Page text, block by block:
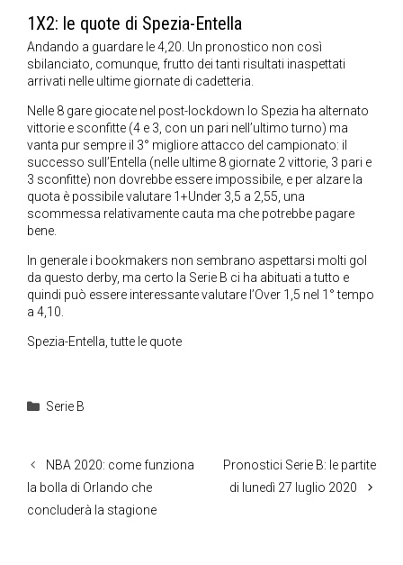
1X2: le quote di Spezia-Entella
Andando a guardare le 4,20. Un pronostico non così
sbilanciato, comunque, frutto dei tanti risultati inaspettati
arrivati nelle ultime giornate di cadetteria.
Nelle 8 gare giocate nel post-lockdown lo Spezia ha alternato
vittorie e sconfitte (4 e 3, con un pari nell’ultimo turno) ma
vanta pur sempre il 3° migliore attacco del campionato: il
successo sull’Entella (nelle ultime 8 giornate 2 vittorie, 3 pari e
3 sconfitte) non dovrebbe essere impossibile, e per alzare la
quota è possibile valutare 1+Under 3,5 a 2,55, una
scommessa relativamente cauta ma che potrebbe pagare
bene.
In generale i bookmakers non sembrano aspettarsi molti gol
da questo derby, ma certo la Serie B ci ha abituati a tutto e
quindi può essere interessante valutare l’Over 1,5 nel 1° tempo
a 4,10.
Spezia-Entella, tutte le quote
Categorie
Serie B
NBA 2020: come funziona
la bolla di Orlando che
concluderà la stagione
Pronostici Serie B: le partite
di lunedì 27 luglio 2020